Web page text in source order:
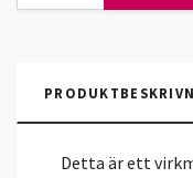
Detta är ett